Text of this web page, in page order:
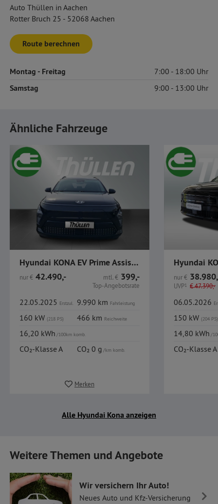
Auto Thüllen in Aachen
Rotter Bruch 25 - 52068 Aachen
Route berechnen
Montag - Freitag 7:00 18:00
Samstag 9:00 13:00
Ähnliche Fahrzeuge
Hyundai KONA EV Prime Assist.-Paket 65,4 kWh Batterie
nur€ 42.490,- mtl.€ 399,-
Top-Angebotsrate
22.05.2025 Erstzul. 9.990 km Fahrleistung
160 kW (218 PS) 466 km Reichweite
16,20 kWh/100km komb.
CO₂-Klasse A CO₂ 0 g/km komb.
Merken
nur€
UVP1 €47.390,-
06.05.2026
150 kW (204 PS)
14,80 kWh/
CO₂-Klasse A
Alle Hyundai Kona anzeigen
Weitere Themen und Angebote
Wir versichern Ihr Auto!
Neues Auto und Kfz-Versicherung